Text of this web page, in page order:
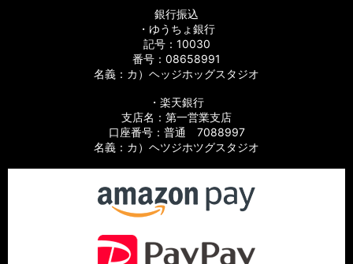
銀行振込
・ゆうちょ銀行
記号：10030
番号：08658991
名義：カ）ヘッジホッグスタジオ
・楽天銀行
支店名：第一営業支店
口座番号：普通 7088997
名義：カ）ヘツジホツグスタジオ